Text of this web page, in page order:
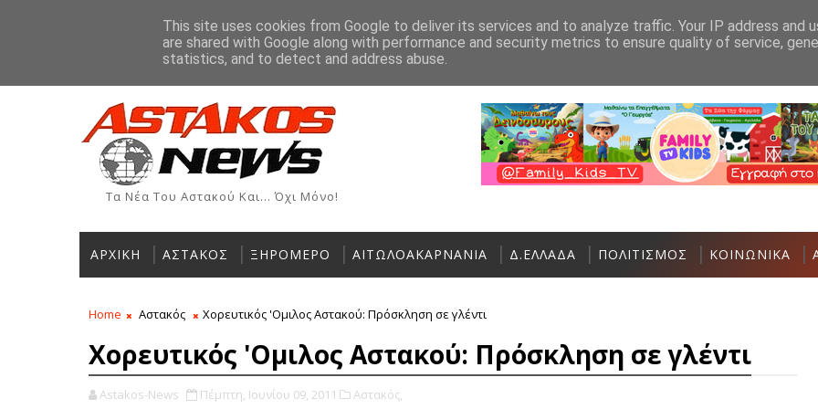
Ιστορία Χρήσιμα Τηλέφωνα Αγγελίες Ανακοίνωση Επικοινωνία
ΡΟΗ ΕΙΔΗΣΕΩΝ ΑΣΤΑΚΌΣ Εργασίες ασφαλτόστρωσης σε τμήματα
Τα Νέα Του Αστακού Και... Όχι Μόνο!
ΑΡΧΙΚΗ ΑΣΤΑΚΟΣ ΞΗΡΟΜΕΡΟ ΑΙΤΩΛΟΑΚΑΡΝΑΝΙΑ Δ.ΕΛΛΑΔΑ ΠΟΛΙΤΙΣΜΟΣ ΚΟΙΝΩΝΙΚΑ
Home Αστακός Χορευτικός 'Ομιλος Αστακού: Πρόσκληση σε γλέντι
Χορευτικός 'Ομιλος Αστακού: Πρόσκληση σε γλέντι
Astakos-News Πέμπτη, Ιουνίου 09, 2011 Αστακός,
This site uses cookies from Google to deliver its services and to analyze traffic. Your IP address and
are shared with Google along with performance and security metrics to ensure quality of service,
statistics, and to detect and address abuse.